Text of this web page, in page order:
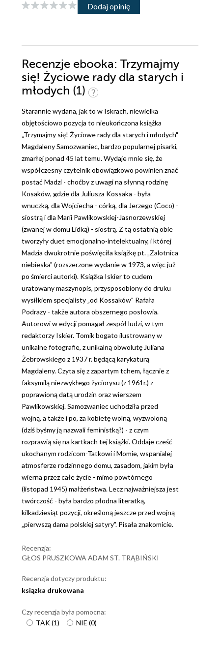
Dodaj opinię
Recenzje ebooka: Trzymajmy
się! Życiowe rady dla starych i
młodych (1)
Starannie wydana, jak to w Iskrach, niewielka
objętościowo pozycja to nieukończona książka
„Trzymajmy się! Życiowe rady dla starych i młodych"
Magdaleny Samozwaniec, bardzo popularnej pisarki,
zmarłej ponad 45 lat temu. Wydaje mnie się, że
współczesny czytelnik obowiązkowo powinien znać
postać Madzi - choćby z uwagi na słynną rodzinę
Kosaków, gdzie dla Juliusza Kossaka - była
wnuczką, dla Wojciecha - córką, dla Jerzego (Coco) -
siostrą i dla Marii Pawlikowskiej-Jasnorzewskiej
(zwanej w domu Lidką) - siostrą. Z tą ostatnią obie
tworzyły duet emocjonalno-intelektualny, i której
Madzia dwukrotnie poświęciła książkę pt. „Zalotnica
niebieska" (rozszerzone wydanie w 1973, a więc już
po śmierci autorki). Książka Iskier to cudem
uratowany maszynopis, przysposobiony do druku
wysiłkiem specjalisty „od Kossaków" Rafała
Podrazy - także autora obszernego posłowia.
Autorowi w edycji pomagał zespół ludzi, w tym
redaktorzy Iskier. Tomik bogato ilustrowany w
unikalne fotografie, z unikalną obwolutę Juliana
Żebrowskiego z 1937 r. będącą karykaturą
Magdaleny. Czyta się z zapartym tchem, łącznie z
faksymilą niezwykłego życiorysu (z 1961r.) z
poprawioną datą urodzin oraz wierszem
Pawlikowskiej. Samozwaniec uchodziła przed
wojną, a także i po, za kobietę wolną, wyzwoloną
(dziś byśmy ją nazwali feministką?) - z czym
rozprawią się na kartkach tej książki. Oddaje cześć
ukochanym rodzicom-Tatkowi i Momie, wspanialej
atmosferze rodzinnego domu, zasadom, jakim była
wierna przez całe życie - mimo powtórnego
(listopad 1945) małżeństwa. Lecz najważniejsza jest
twórczość - była bardzo płodna literatką,
kilkadziesiąt pozycji, określoną jeszcze przed wojną
„pierwszą dama polskiej satyry". Pisała znakomicie.
Recenzja:
GŁOS PRUSZKOWA ADAM ST. TRĄBIŃSKI
Recenzja dotyczy produktu:
ksiązka drukowana
Czy recenzja była pomocna:
TAK(1) NIE (0)